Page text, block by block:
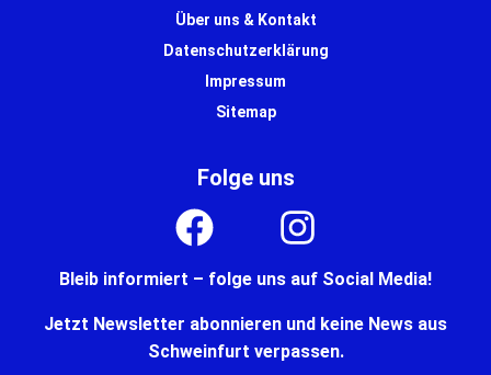
Über uns & Kontakt
Datenschutzerklärung
Impressum
Sitemap
Folge uns
Bleib informiert – folge uns auf Social Media!
Jetzt Newsletter abonnieren und keine News aus
Schweinfurt verpassen.